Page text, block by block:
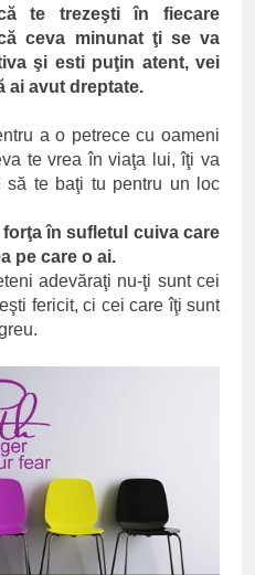
te trezeşti în fiecare
ceva minunat ţi se va
şi esti puţin atent, vei
ai avut dreptate.
a o petrece cu oameni
te vrea în viaţa lui, îţi va
te baţi tu pentru un loc
în sufletul cuiva care
pe care o ai.
adevăraţi nu-ţi sunt cei
fericit, ci cei care îţi sunt